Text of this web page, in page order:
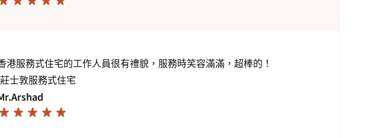
港服務式住宅的工作人員很有禮貌，服務時笑容滿滿，超棒的！
士敦服務式住宅